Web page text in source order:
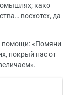
како
восхотех, да
помощи: «Помяни
покрый нас от